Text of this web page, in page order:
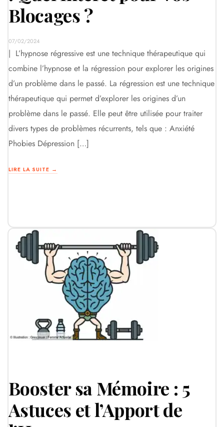
Blocages ?
07/02/2024
| L’hypnose régressive est une technique thérapeutique qui
combine l’hypnose et la régression pour explorer les origines
d’un problème dans le passé. La régression est une technique
thérapeutique qui permet d’explorer les origines d’un
problème dans le passé. Elle peut être utilisée pour traiter
divers types de problèmes récurrents, tels que : Anxiété
Phobies Dépression […]
LIRE LA SUITE →
Booster sa Mémoire : 5
Astuces et l’Apport de